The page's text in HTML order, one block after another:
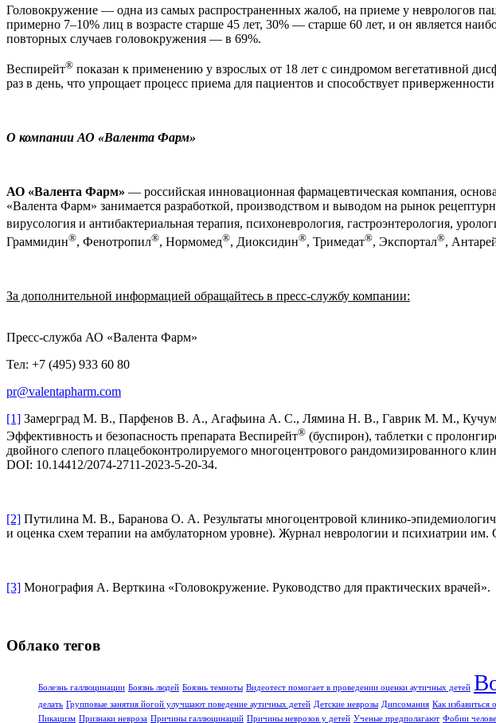
Головокружение — одна из самых распространенных жалоб, на приеме у неврологов
примерно 7–10% лиц в возрасте старше 45 лет, 30% — старше 60 лет, и он является
повторных случаев головокружения — в 69%.
Веспирейт® показан к применению у взрослых от 18 лет с синдромом вегетативной
раз в день, что упрощает процесс приема для пациентов и способствует
О компании АО «Валента Фарм»
АО «Валента Фарм» — российская инновационная фармацевтическая компания,
«Валента Фарм» занимается разработкой, производством и выводом на рынок
вирусология и антибактериальная терапия, психоневрология, гастроэнтерология,
Граммидин®, Фенотропил®, Нормомед®, Диоксидин®, Тримедат®, Экспортал®,
За дополнительной информацией обращайтесь в пресс-службу компании:
Пресс-служба АО «Валента Фарм»
Тел: +7 (495) 933 60 80
pr@valentapharm.com
[1] Замерград М. В., Парфенов В. А., Агафьина А. С., Лямина Н. В., Гаврик М. М.,
Эффективность и безопасность препарата Веспирейт® (буспирон), таблетки с
двойного слепого плацебоконтролируемого многоцентрового рандомизированного
DOI: 10.14412/2074-2711-2023-5-20-34.
[2] Путилина М. В., Баранова О. А. Результаты многоцентровой клинико-
и оценка схем терапии на амбулаторном уровне). Журнал неврологии и психиатрии им.
[3] Монография А. Верткина «Головокружение. Руководство для практических врачей».
Облако тегов
Болезнь галлюцинации Боязнь людей Боязнь темноты Видеотест помогает в проведении оценки аутичных детей
делать Групповые занятия йогой улучшают поведение аутичных детей Детские неврозы Дипсомания Как избавиться
Пикацизм Признаки невроза Причины галлюцинаций Причины неврозов у детей Ученые предполагают Фобии